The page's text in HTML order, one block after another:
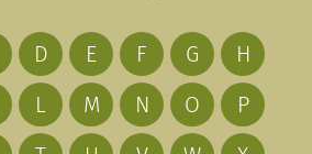
D E F G
H
L M N O
P